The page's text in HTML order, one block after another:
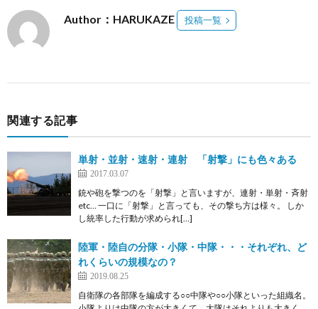
Author：HARUKAZE 投稿一覧
関連する記事
単射・並射・速射・連射 「射撃」にも色々ある
2017.03.07
銃や砲を撃つのを「射撃」と言いますが、連射・単射・斉射
etc… 一口に「射撃」と言っても、その撃ち方は様々。 しか
し統率した行動が求められ[…]
陸軍・陸自の分隊・小隊・中隊・・・それぞれ、ど
れくらいの規模なの？
2019.08.25
自衛隊の各部隊を編成する○○中隊や○○小隊といった組織名。